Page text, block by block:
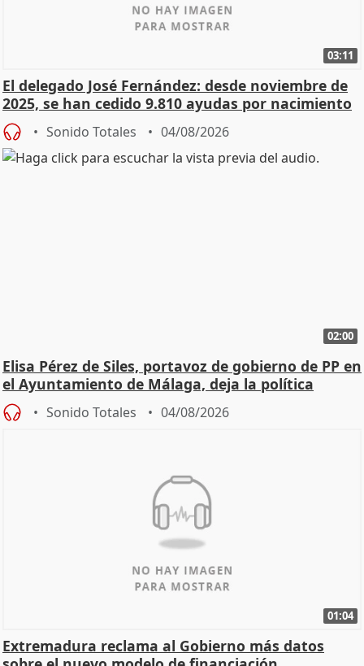
03:11
El delegado José Fernández: desde noviembre de
2025, se han cedido 9.810 ayudas por nacimiento
Sonido Totales 04/08/2026
02:00
Elisa Pérez de Siles, portavoz de gobierno de PP en
el Ayuntamiento de Málaga, deja la política
Sonido Totales 04/08/2026
01:04
Extremadura reclama al Gobierno más datos